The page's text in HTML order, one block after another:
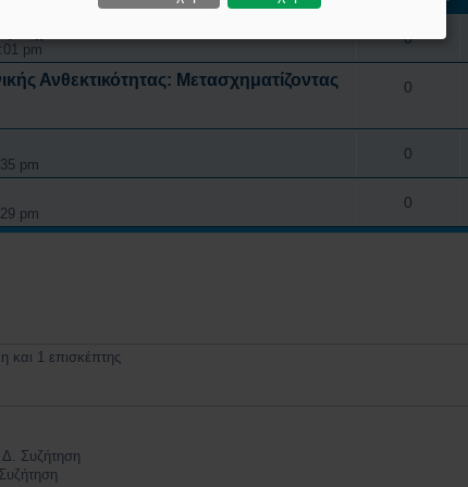
pm
0
Ανθεκτικότητας: Μετασχηματίζοντας
0
pm
0
pm
0
και 1 επισκέπτης
Δ. Συζήτηση